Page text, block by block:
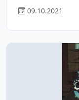
09.10.2021